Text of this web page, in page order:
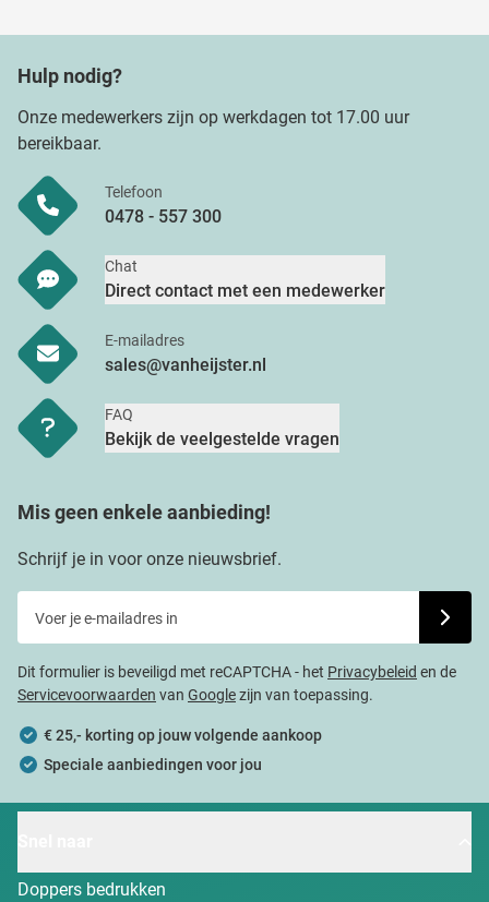
Hulp nodig?
Onze medewerkers zijn op werkdagen tot 17.00 uur
bereikbaar.
Telefoon
0478 - 557 300
Chat
Direct contact met een medewerker
E-mailadres
sales@vanheijster.nl
FAQ
Bekijk de veelgestelde vragen
Mis geen enkele aanbieding!
Schrijf je in voor onze nieuwsbrief.
Dit formulier is beveiligd met reCAPTCHA - het Privacybeleid en de
Servicevoorwaarden van Googlezijn van toepassing.
€ 25,- korting op jouw volgende aankoop
Speciale aanbiedingen voor jou
Doppers bedrukken